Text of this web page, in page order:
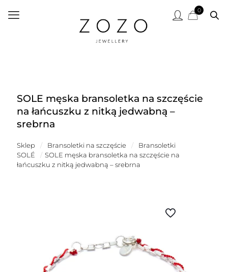
0
SOLE męska bransoletka na szczęście
na łańcuszku z nitką jedwabną –
srebrna
Sklep / Bransoletki na szczęście /
Bransoletki
SOLÉ
/ SOLE męska bransoletka na szczęście na
łańcuszku z nitką jedwabną – srebrna